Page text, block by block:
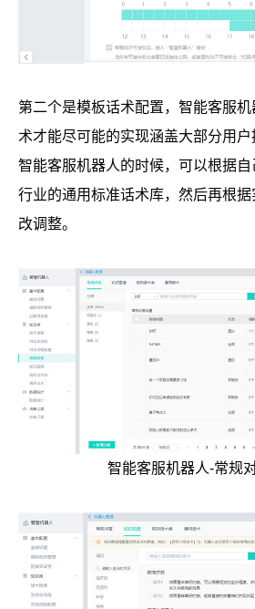
第二个是模板话术配置，智能客服
术才能尽可能的实现涵盖大部分用
智能客服机器人的时候，可以根据
行业的通用标准话术库，然后再根
改调整。
智能客服机器人-常规